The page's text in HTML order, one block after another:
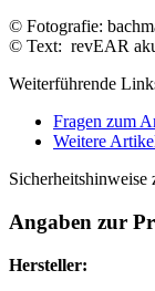
© Fotografie:
© Text: revEAR
Weiterführende
Fragen zum
Weitere
Angaben zur
Hersteller: